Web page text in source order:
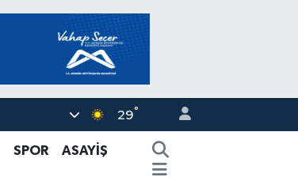
29°
SPOR
ASAYİŞ